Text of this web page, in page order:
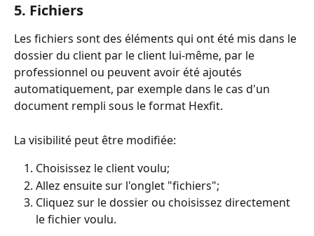
5. Fichiers
Les fichiers sont des éléments qui ont été mis dans le
dossier du client par le client lui-même, par le
professionnel ou peuvent avoir été ajoutés
automatiquement, par exemple dans le cas d'un
document rempli sous le format Hexfit.
La visibilité peut être modifiée:
Choisissez le client voulu;
Allez ensuite sur l'onglet "fichiers";
Cliquez sur le dossier ou choisissez directement
le fichier voulu.